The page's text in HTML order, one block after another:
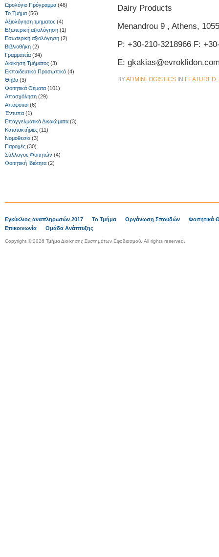
Ωρολόγιο Πρόγραμμα (46)
Το Τμήμα (56)
Αξιολόγηση τμηματος (4)
Εξωτερική αξιολόγηση (1)
Εσωτερική αξιολόγηση (2)
Βιβλιοθήκη (2)
Γραμματεία (34)
Διοίκηση Τμήματος (3)
Εκπαιδευτικό Προσωπικό (4)
Θήβα (3)
Φοιτητικά Θέματα (101)
Απασχόληση (29)
Απόφοιτοι (6)
Έντυπα (1)
Επαγγελματικά Δικαιώματα (3)
Κατατακτήριες (11)
Νομοθεσία (3)
Παροχές (30)
Σύλλογος Φοιτητών (4)
Φοιτητική Ιδιότητα (2)
Dairy Products
Menandrou 9 , Athens,
P: +30-210-3218966 F:
E:
BYADMINLOGISTICS IN FEATURED,
Εγκύκλιος αναπληρωτών 2017 Το Τμήμα Οργάνωση Σπουδών
Φοιτητικά
Επικοινωνία
Ομάδα Ανάπτυξης
Copyright © 2026 Τμήμα Διοίκησης Συστημάτων Εφοδιασμού. All rights reserved.